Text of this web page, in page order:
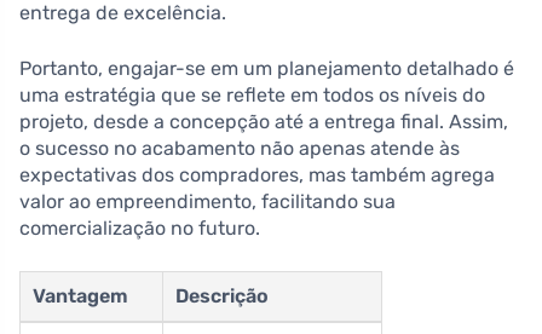
entrega de excelência.
Portanto, engajar-se em um planejamento detalhado é
uma estratégia que se reflete em todos os níveis do
projeto, desde a concepção até a entrega final. Assim,
o sucesso no acabamento não apenas atende às
expectativas dos compradores, mas também agrega
valor ao empreendimento, facilitando sua
comercialização no futuro.
Vantagem Descrição